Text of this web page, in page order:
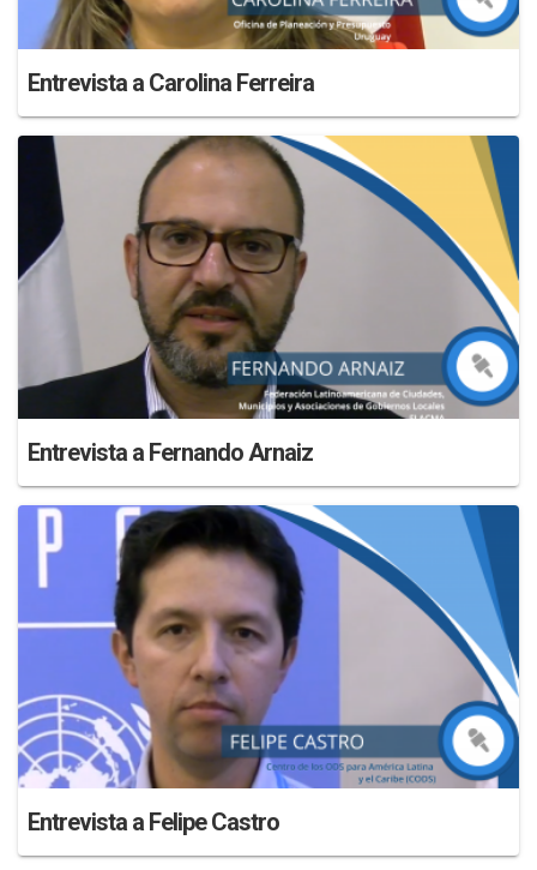
Entrevista a Carolina Ferreira
Entrevista a Fernando Arnaiz
Entrevista a Felipe Castro